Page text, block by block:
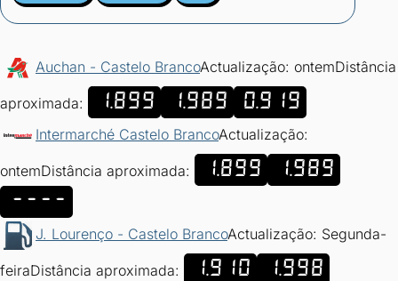
Auchan - Castelo BrancoActualização: ontemDistância
aproximada: 1.899 1.989 0.919
Intermarché Castelo BrancoActualização:
ontemDistância aproximada: 1.899
1.989
----
J. Lourenço - Castelo BrancoActualização: Segunda-
feiraDistância aproximada: 1.910
1.998